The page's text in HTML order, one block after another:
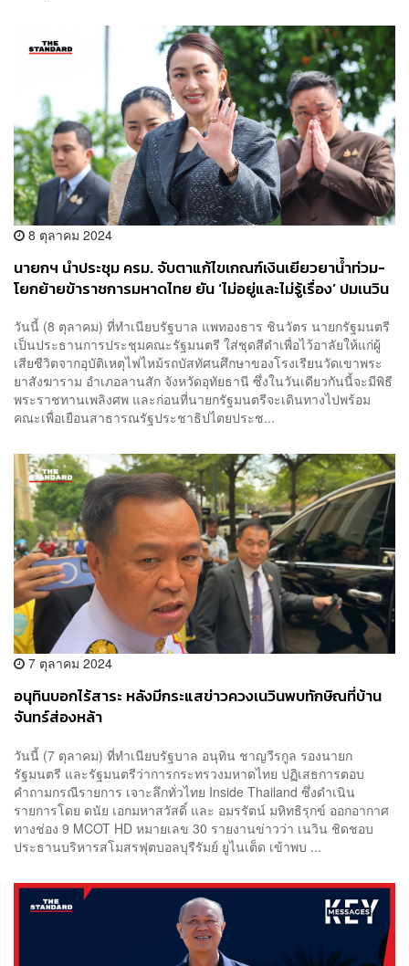
8 ตุลาคม 2024
นายกฯ​ นำประชุม ครม. จับตาแก้ไขเกณฑ์เงินเยียวยาน้ำท่วม-
โยกย้ายข้าราชการมหาดไทย ยัน ‘ไม่อยู่และไม่รู้เรื่อง’ ปมเนวิน
วันนี้ (8 ตุลาคม) ที่ทำเนียบรัฐบาล แพทองธาร ชินวัตร นายกรัฐมนตรี
เป็นประธานการประชุมคณะรัฐมนตรี ใส่ชุดสีดำเพื่อไว้อาลัยให้แก่ผู้
เสียชีวิตจากอุบัติเหตุไฟไหม้รถบัสทัศนศึกษาของโรงเรียนวัดเขาพระ
ยาสังฆาราม อำเภอลานสัก จังหวัดอุทัยธานี ซึ่งในวันเดียวกันนี้จะมีพิธี
พระราชทานเพลิงศพ และก่อนที่นายกรัฐมนตรีจะเดินทางไปพร้อม
คณะเพื่อเยือนสาธารณรัฐประชาธิปไตยประช...
7 ตุลาคม 2024
อนุทิน​บอกไร้สาระ​ หลังมีกระแสข่าวควงเนวิน​พบทักษิณ​ที่บ้าน
จันทร์​ส่อง​หล้า​
วันนี้ (7 ตุลาคม) ที่ทำเนียบรัฐบาล อนุทิน​ ชาญวีรกูล​ รองนายก​
รัฐมนตรี ​และ​รัฐมนตรี​ว่าการ​กระทรวง​มหาดไทย​ ปฏิเสธการตอบ
คำถาม​กรณีรายการ เจาะลึกทั่วไทย Inside Thailand ซึ่งดำเนิน
รายการโดย ดนัย เอกมหาสวัสดิ์ และ อมรรัตน์ มหิทธิรุกข์ ออกอากาศ
ทางช่อง 9 MCOT HD หมายเลข 30 รายงานข่าวว่า เนวิน​ ชิดชอบ​
ประธานบริหารสโมสรฟุตบอล​บุรีรัมย์ ยูไนเต็ด​ เข้าพบ ...